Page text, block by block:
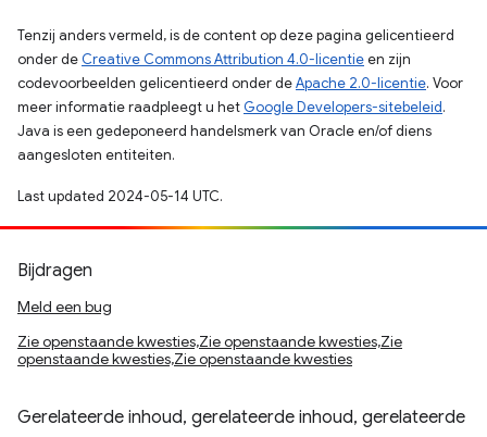
Tenzij anders vermeld, is de content op deze pagina gelicentieerd
onder de Creative Commons Attribution 4.0-licentieen zijn
codevoorbeelden gelicentieerd onder deApache 2.0-licentie. Voor
meer informatie raadpleegt u het Google Developers-sitebeleid.
Java is een gedeponeerd handelsmerk van Oracle en/of diens
aangesloten entiteiten.
Last updated 2024-05-14 UTC.
Bijdragen
Meld een bug
Zie openstaande kwesties,Zie openstaande kwesties,Zie
openstaande kwesties,Zie openstaande kwesties
Gerelateerde inhoud, gerelateerde inhoud, gerelateerde